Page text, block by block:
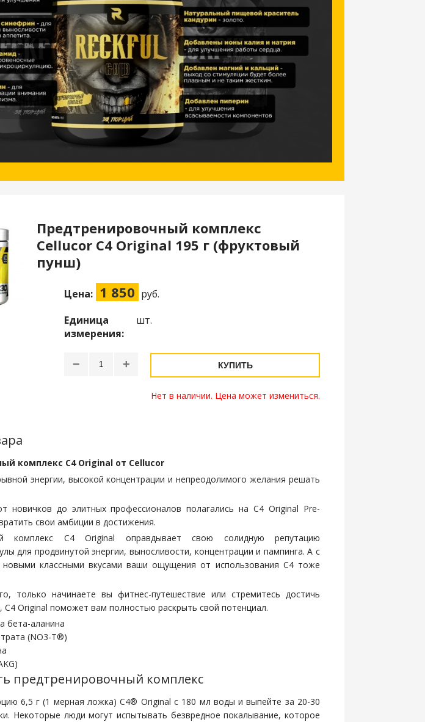
Предтренировочный комплекс
Cellucor C4 Original 195 г (фруктовый
пунш)
Цена: 1 850 руб.
Единица
измерения:
шт.
− + КУПИТЬ
Нет в наличии. Цена может измениться.
комплекс C4 Original от Cellucor
энергии, высокой концентрации и непреодолимого желания решать
новичков до элитных профессионалов полагались на C4 Original Pre-
свои амбиции в достижения.
комплекс C4 Original оправдывает свою солидную репутацию
для продвинутой энергии, выносливости, концентрации и пампинга. А с
классными вкусами ваши ощущения от использования C4 тоже
только начинаете вы фитнес-путешествие или стремитесь достичь
C4 Original поможет вам полностью раскрыть свой потенциал.
бета-аланина
(NO3-T®)
предтренировочный комплекс
6,5 г (1 мерная ложка) C4® Original с 180 мл воды и выпейте за 20-30
Некоторые люди могут испытывать безвредное покалывание, которое